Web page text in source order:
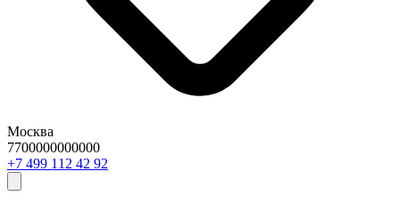
Москва
7700000000000
29 24 211 994 7+